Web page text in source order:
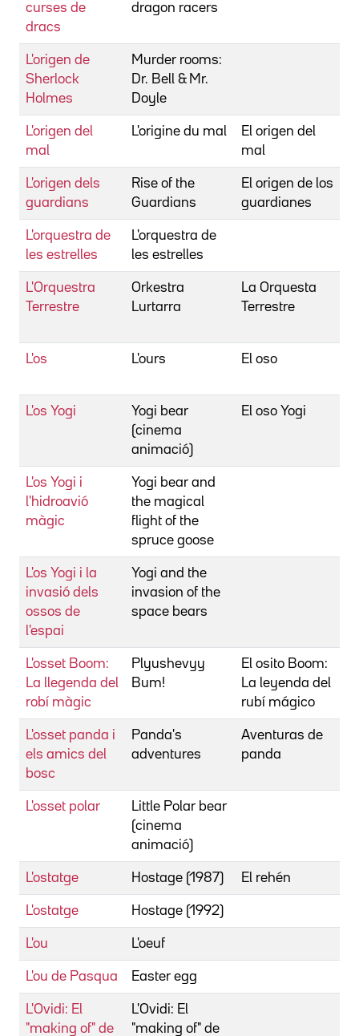
curses de
dracs
dragon racers
L'origen de
Sherlock
Holmes
Murder rooms:
Dr. Bell & Mr.
Doyle
L'origen del
mal
L'origine du mal
El origen del
mal
L'origen dels
guardians
Rise of the
Guardians
El origen de los
guardianes
L'orquestra de
les estrelles
L'orquestra de
les estrelles
L'Orquestra
Terrestre
Orkestra
Lurtarra
La Orquesta
Terrestre
L'os L'ours El oso
L'os Yogi
Yogi bear
(cinema
animació)
El oso Yogi
L'os Yogi i
l'hidroavió
màgic
Yogi bear and
the magical
flight of the
spruce goose
L'os Yogi i la
invasió dels
ossos de
l'espai
Yogi and the
invasion of the
space bears
L'osset Boom:
La llegenda del
robí màgic
Plyushevyy
Bum!
El osito Boom:
La leyenda del
rubí mágico
L'osset panda i
els amics del
bosc
Panda's
adventures
Aventuras de
panda
L'osset polar
Little Polar bear
(cinema
animació)
L'ostatge Hostage (1987) El rehén
L'ostatge Hostage (1992)
L'ou L'oeuf
L'ou de Pasqua Easter egg
L'Ovidi: El
"making of" de
L'Ovidi: El
"making of" de